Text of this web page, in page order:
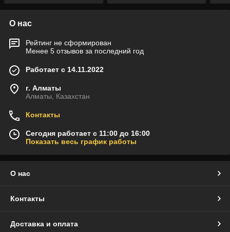
О нас
Рейтинг не сформирован
Менее 5 отзывов за последний год
Работает с 14.11.2022
г. Алматы
Алматы, Казахстан
Контакты
Сегодня работает с 11:00 до 16:00
Показать весь график работы
О нас
Контакты
Доставка и оплата